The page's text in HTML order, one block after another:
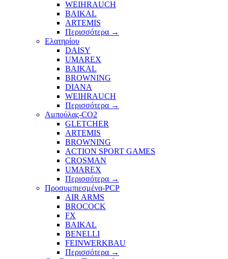
WEIHRAUCH
BAIKAL
ARTEMIS
Περισσότερα →
Ελατηρίου
DAISY
UMAREX
BAIKAL
BROWNING
DIANA
WEIHRAUCH
Περισσότερα →
Αμπούλας-CO2
GLETCHER
ARTEMIS
BROWNING
ACTION SPORT GAMES
CROSMAN
UMAREX
Περισσότερα →
Προσυμπιεσμένα-PCP
AIR ARMS
BROCOCK
FX
BAIKAL
BENELLI
FEINWERKBAU
Περισσότερα →